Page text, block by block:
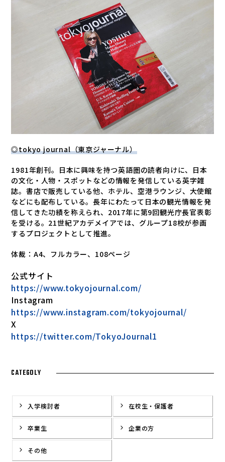
◎tokyo journal（東京ジャーナル）
1981年創刊。日本に興味を持つ英語圏の読者向けに、日本
の文化・人物・スポットなどの情報を発信している英字雑
誌。書店で販売している他、ホテル、空港ラウンジ、大使館
などにも配布している。長年にわたって日本の観光情報を発
信してきた功績を称えられ、 2017年に第9回観光庁長官表彰
を受ける。 21世紀アカデメイアでは、グループ18校が参画
するプロジェクトとして推進。
体裁： A4、フルカラー、 108ページ
公式サイト
https://www.tokyojournal.com/
Instagram
https://www.instagram.com/tokyojournal/
X
https://twitter.com/TokyoJournal1
CATEGOLY
入学検討者 在校生・保護者
卒業生 企業の方
その他